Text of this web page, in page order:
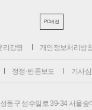
PC버전
리강령 개인정보처리방
정정·반론보도 기사
동구 성수일로 39-34 서울숲